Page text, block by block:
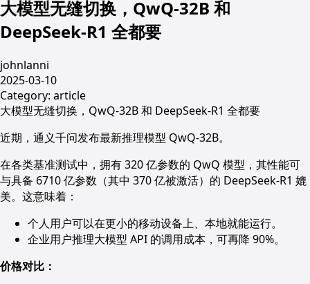
大模型无缝切换，QwQ-32B 和
DeepSeek-R1 全都要
johnlanni
2025-03-10
Category: article
大模型无缝切换，QwQ-32B 和 DeepSeek-R1 全都要
近期，通义千问发布最新推理模型 QwQ-32B。
在各类基准测试中，拥有 320 亿参数的 QwQ 模型，其性能可
与具备 6710 亿参数（其中 370 亿被激活）的 DeepSeek-R1 媲
美。这意味着：
个人用户可以在更小的移动设备上、本地就能运行。
企业用户推理大模型 API 的调用成本，可再降 90%。
价格对比：